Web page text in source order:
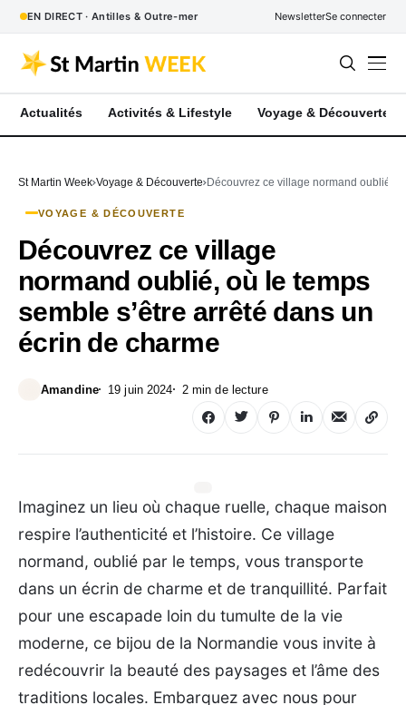
EN DIRECT · Antilles & Outre-mer NewsletterSe connecter
Actualités Activités & Lifestyle Voyage & Découverte
St Martin Week Voyage & Découverte Découvrez ce village normand oublié,
VOYAGE & DÉCOUVERTE
Découvrez ce village
normand oublié, où le temps
semble s’être arrêté dans un
écrin de charme
Amandine 19 juin 2024 2 min de lecture
Imaginez un lieu où chaque ruelle, chaque maison
respire l’authenticité et l’histoire. Ce village
normand, oublié par le temps, vous transporte
dans un écrin de charme et de tranquillité. Parfait
pour une escapade loin du tumulte de la vie
moderne, ce bijou de la Normandie vous invite à
redécouvrir la beauté des paysages et l’âme des
traditions locales. Embarquez avec nous pour